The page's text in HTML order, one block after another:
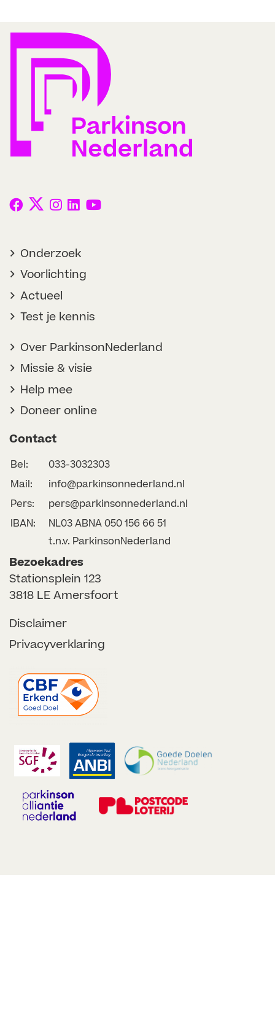
Onderzoek
Voorlichting
Actueel
Test je kennis
Over ParkinsonNederland
Missie & visie
Help mee
Doneer online
Contact
Bel:
033-3032303
Mail:
info@parkinsonnederland.nl
Pers:
pers@parkinsonnederland.nl
IBAN:
NL03 ABNA 050 156 66 51
t.n.v. ParkinsonNederland
Bezoekadres
Stationsplein 123
3818 LE Amersfoort
Disclaimer
Privacyverklaring